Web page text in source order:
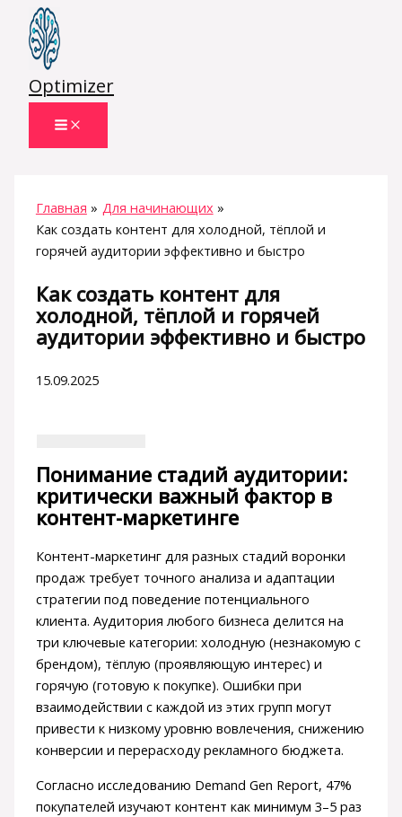
Перейти
содержимому
Optimizer
Главная
Для начинающих
Как создать контент для холодной, тёплой и
горячей аудитории эффективно и быстро
Как создать контент для
холодной, тёплой и горячей
аудитории эффективно и быстро
15.09.2025
Понимание стадий аудитории:
критически важный фактор в
контент-маркетинге
Контент-маркетинг для разных стадий воронки
продаж требует точного анализа и адаптации
стратегии под поведение потенциального
клиента. Аудитория любого бизнеса делится на
три ключевые категории: холодную (незнакомую с
брендом), тёплую (проявляющую интерес) и
горячую (готовую к покупке). Ошибки при
взаимодействии с каждой из этих групп могут
привести к низкому уровню вовлечения, снижению
конверсии и перерасходу рекламного бюджета.
Согласно исследованию Demand Gen Report, 47%
покупателей изучают контент как минимум 3–5 раз